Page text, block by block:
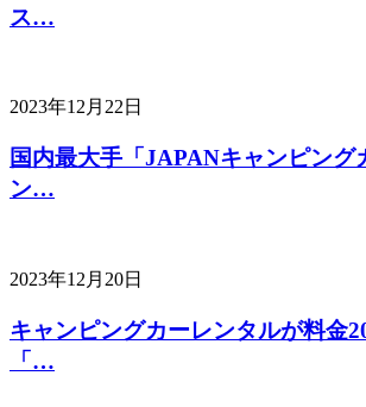
ス…
2023年12月22日
国内最大手「JAPANキャンピング
ン…
2023年12月20日
キャンピングカーレンタルが料金
「…